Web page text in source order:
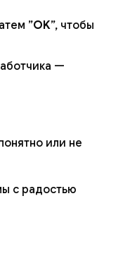
”OK”, чтобы
—
или не
с радостью